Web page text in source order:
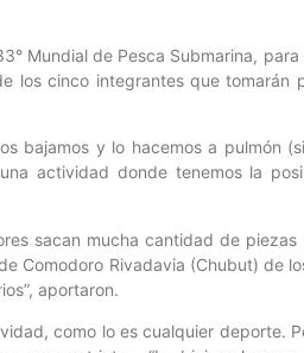
Mundial de Pesca Submarina,
los cinco integrantes que
bajamos y lo hacemos a pulmón
actividad donde tenemos la
sacan mucha cantidad de
Comodoro Rivadavia (Chubut) de
aportaron.
como lo es cualquier deporte.